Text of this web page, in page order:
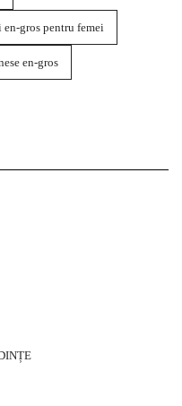
gros pentru femei
en-gros